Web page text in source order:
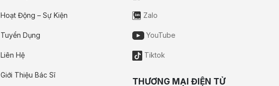
Hoạt Động – Sự Kiện
Tuyển Dụng
Liên Hệ
Giới Thiệu Bác Sĩ
Zalo
YouTube
Tiktok
THƯƠNG MẠI ĐIỆN TỬ